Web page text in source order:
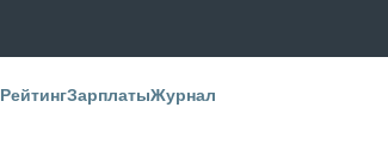
РейтингЗарплатыЖурнал